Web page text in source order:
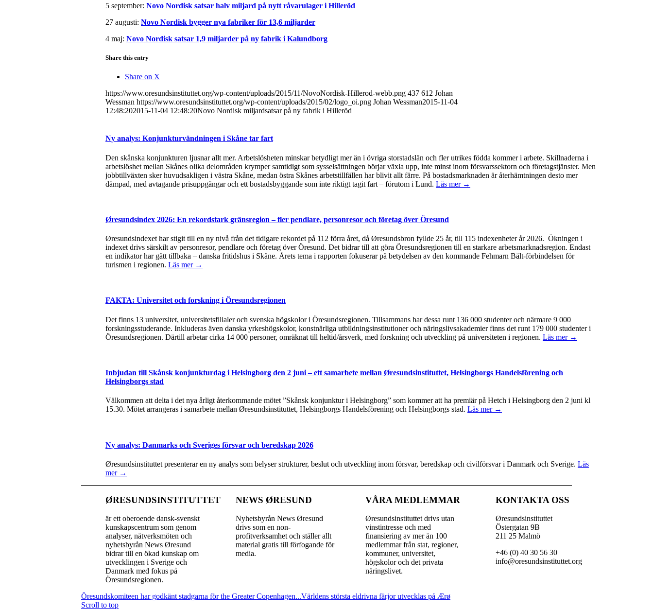
5 september: Novo Nordisk satsar halv miljard på nytt råvarulager i Hilleröd
27 augusti: Novo Nordisk bygger nya fabriker för 13,6 miljarder
4 maj: Novo Nordisk satsar 1,9 miljarder på ny fabrik i Kalundborg
Share this entry
Share on X
https://www.oresundsinstituttet.org/wp-content/uploads/2015/11/NovoNordisk-Hillerod-webb.png 437 612 Johan
Wessman https://www.oresundsinstituttet.org/wp-content/uploads/2015/02/logo_oi.png Johan Wessman2015-11-04
12:48:202015-11-04 12:48:20Novo Nordisk miljardsatsar på ny fabrik i Hilleröd
Ny analys: Konjunkturvändningen i Skåne tar fart
Den skånska konjunkturen ljusnar allt mer. Arbetslösheten minskar betydligt mer än i övriga storstadslän och fler utrikes födda kommer i arbete. Skillnaderna i
arbetslöshet mellan Skånes olika delområden krymper samtidigt som sysselsättningen börjar växla upp, inte minst inom försvarssektorn och företagstjänster. Men
jobbtillväxten sker huvudsakligen i västra Skåne, medan östra Skånes arbetstillfällen har blivit allt färre. På bostadsmarknaden är återhämtningen desto mer
dämpad, med avtagande prisuppgångar och ett bostadsbyggande som inte riktigt tagit fart – förutom i Lund. Läs mer →
Øresundsindex 2026: En rekordstark gränsregion – fler pendlare, personresor och företag över Öresund
Øresundsindexet har stigit till en ny nivå från det tidigare rekordet på 112 förra året, då Øresundsbron fyllde 25 år, till 115 indexenheter år 2026. Ökningen i
indexet drivs särskilt av personresor, pendlare och företag över Öresund. Det bidrar till att göra Öresundsregionen till en starkare arbetsmarknadsregion. Endast
en indikator har gått tillbaka – danska fritidshus i Skåne. Årets tema i rapporten fokuserar på betydelsen av den kommande Fehmarn Bält-förbindelsen för
turismen i regionen. Läs mer →
FAKTA: Universitet och forskning i Öresundsregionen
Det finns 13 universitet, universitetsfilialer och svenska högskolor i Öresundsregionen. Tillsammans har dessa runt 136 000 studenter och närmare 9 000
forskningsstuderande. Inkluderas även danska yrkeshögskolor, konstnärliga utbildningsinstitutioner och näringslivsakademier finns det runt 179 000 studenter i
Öresundsregionen. Därtill arbetar cirka 14 000 personer, omräknat till heltid/årsverk, med forskning och utveckling på universiteten i regionen. Läs mer →
Inbjudan till Skånsk konjunkturdag i Helsingborg den 2 juni – ett samarbete mellan Øresundsinstituttet, Helsingborgs Handelsförening och
Helsingborgs stad
Välkommen att delta i det nya årligt återkommande mötet ”Skånsk konjunktur i Helsingborg” som kommer att ha premiär på Hetch i Helsingborg den 2 juni kl
15.30. Mötet arrangeras i samarbete mellan Øresundsinstituttet, Helsingborgs Handelsförening och Helsingborgs stad. Läs mer →
Ny analys: Danmarks och Sveriges försvar och beredskap 2026
Øresundsinstituttet presenterar en ny analys som belyser strukturer, beslut och utveckling inom försvar, beredskap och civilförsvar i Danmark och Sverige. Läs
mer →
ØRESUNDSINSTITUTTET
är ett oberoende dansk-svenskt
kunskapscentrum som genom
analyser, nätverksmöten och
nyhetsbyrån News Øresund
bidrar till en ökad kunskap om
utvecklingen i Sverige och
Danmark med fokus på
Öresundsregionen.
NEWS ØRESUND
Nyhetsbyrån News Øresund
drivs som en non-
profitverksamhet och ställer allt
material gratis till förfogande för
media.
VÅRA MEDLEMMAR
Øresundsinstituttet drivs utan
vinst­intresse och med
finansiering av mer än 100
medlemmar från stat, regioner,
kommuner, universitet,
högskolor och det privata
näringslivet.
KONTAKTA OSS
Øresundsinstituttet
Östergatan 9B
211 25 Malmö
+46 (0) 40 30 56 30
info@oresundsinstituttet.org
Öresundskomiteen har godkänt stadgarna för the Greater Copenhagen...Världens största eldrivna färjor utvecklas på Ærø
Scroll to top